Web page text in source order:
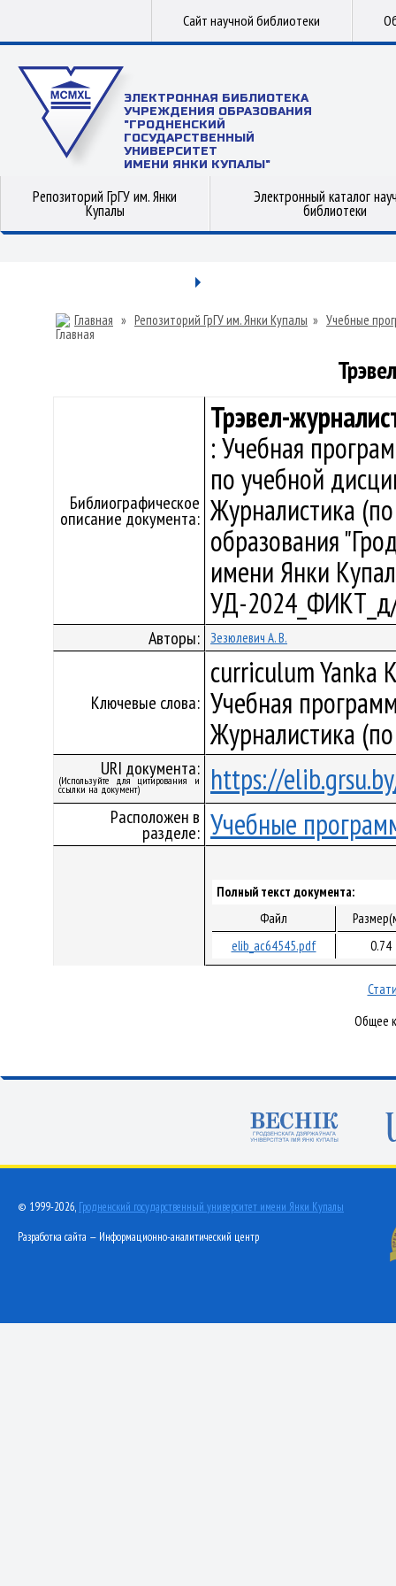
Сайт научной библиотеки
ЭЛЕКТРОННАЯ БИБЛИОТЕКА
УЧРЕЖДЕНИЯ ОБРАЗОВАНИЯ
"ГРОДНЕНСКИЙ
ГОСУДАРСТВЕННЫЙ
УНИВЕРСИТЕТ
ИМЕНИ ЯНКИ КУПАЛЫ"
Репозиторий ГрГУ им. Янки
Купалы
Электронный каталог
библиотеки
Главная » Репозиторий ГрГУ им. Янки Купалы » Учебные
Библиографическое
описание документа:
Трэвел-
: Учебная
по учебной
Журналистика
образования
имени Янки
УД-
Авторы: Зезюлевич А. В.
Ключевые слова:
curriculum Yanka
Учебная
Журналистика
URI документа:
(Используйте для цитирования и
ссылки на документ) https://
Расположен в
разделе: Учебные
Полный текст документа:
Файл
elib_ac64545.pdf
0.74
Общее
© 1999-2026, Гродненский государственный университет имени Янки Купалы
Разработка сайта — Информационно-аналитический центр